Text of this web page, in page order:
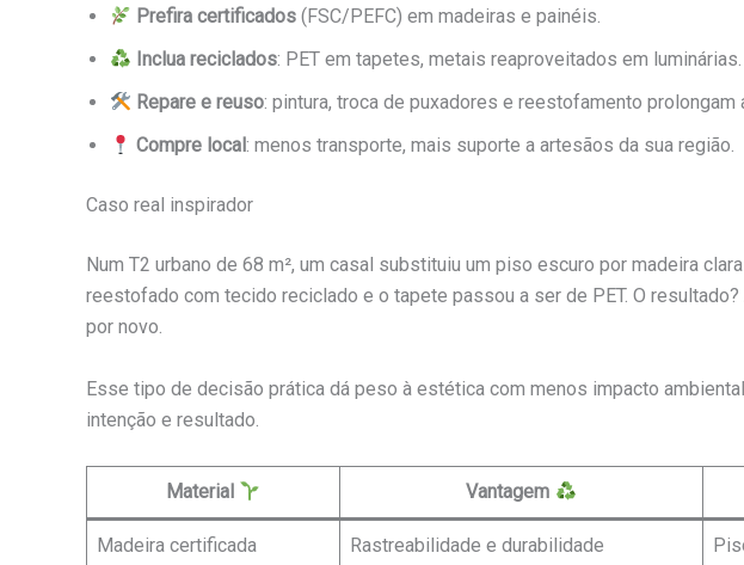
Prefira certificados (FSC/PEFC) em madeiras e painéis.
Inclua reciclados: PET em tapetes, metais reaproveitados em luminárias.
Repare e reuso: pintura, troca de puxadores e reestofamento prolongam
Compre local: menos transporte, mais suporte a artesãos da sua região.
Caso real inspirador
Num T2 urbano de 68 m², um casal substituiu um piso escuro por madeira
reestofado com tecido reciclado e o tapete passou a ser de PET. O resultado?
por novo.
Esse tipo de decisão prática dá peso à estética com menos impacto
intenção e resultado.
Material Vantagem
Madeira certificada Rastreabilidade e durabilidade